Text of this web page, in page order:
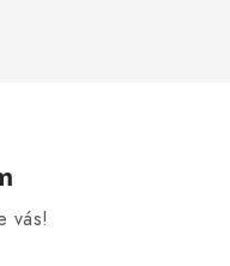
vás!